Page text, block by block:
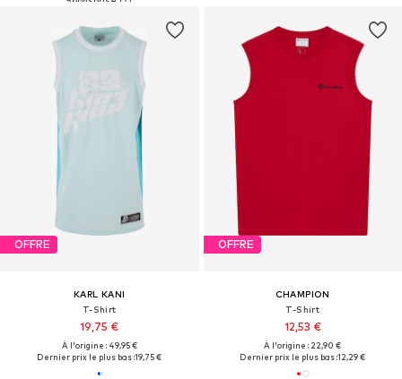
OFFRE
KARL KANI
T-Shirt
19,75 €
À l'origine : 49,95 €
Dernier prix le plus bas :19,75 €
OFFRE
CHAMPION
T-Shirt
12,53 €
À l'origine : 22,90 €
Dernier prix le plus bas :12,29 €